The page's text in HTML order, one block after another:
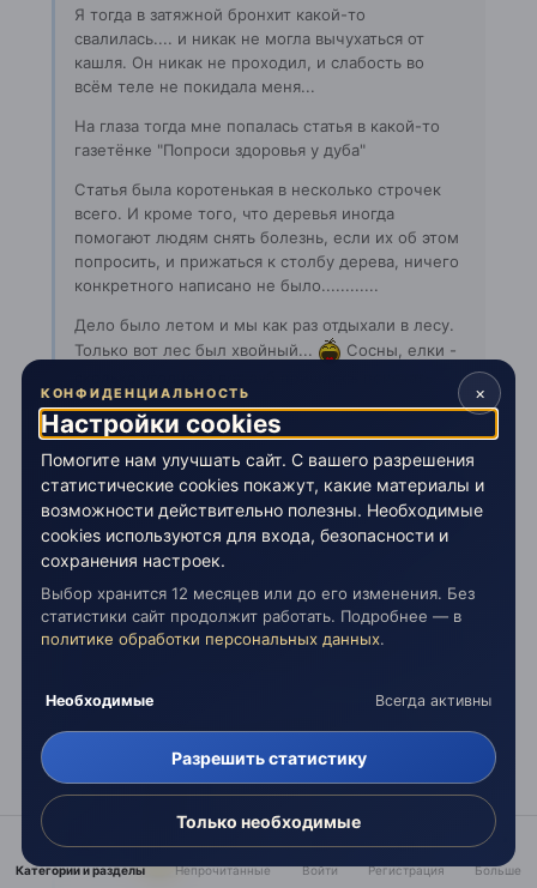
Я тогда в затяжной бронхит какой-то
свалилась.... и никак не могла вычухаться от
кашля. Он никак не проходил, и слабость во
всём теле не покидала меня...
На глаза тогда мне попалась статья в какой-то
газетёнке "Попроси здоровья у дуба"
Статья была коротенькая в несколько строчек
всего. И кроме того, что деревья иногда
помогают людям снять болезнь, если их об этом
попросить, и прижаться к столбу дерева, ничего
конкретного написано не было............
Дело было летом и мы как раз отдыхали в лесу.
Только вот лес был хвойный...
Сосны, елки -
Дерево было огромное, с толстенным стволом.
Чтобы обхватить его нужно было три меня,
чтобы мы взялись за руки...
Я подошла к нему и сказала вслух, что я никогда
с деревьями раньше не общалась, поэтому, если
что я делаю не так, то прошу меня простить.
Может мне показалось, а может дерево
действительно потянуло меня к себе.
Мне почему-то захотелось не просто прижаться
Сначала я ничего не чувствовала, а потом
закрыла глаза...они сами закрылись
Категории и разделы Непрочитанные Войти Регистрация Больше
×
КОНФИДЕНЦИАЛЬНОСТЬ
Настройки cookies
Помогите нам улучшать сайт. С вашего разрешения
статистические cookies покажут, какие материалы и
возможности действительно полезны. Необходимые
cookies используются для входа, безопасности и
сохранения настроек.
Выбор хранится 12 месяцев или до его изменения. Без
статистики сайт продолжит работать. Подробнее — в
политике обработки персональных данных.
Необходимые Всегда активны
Разрешить статистику
Только необходимые